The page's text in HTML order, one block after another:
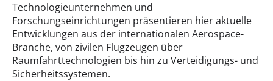
Technologieunternehmen und
Forschungseinrichtungen präsentieren hier aktuelle
Entwicklungen aus der internationalen Aerospace-
Branche, von zivilen Flugzeugen über
Raumfahrttechnologien bis hin zu Verteidigungs- und
Sicherheitssystemen.